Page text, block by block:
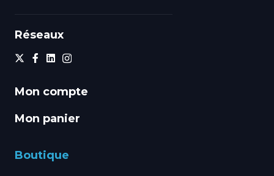
Réseaux
Mon compte
Mon panier
Boutique